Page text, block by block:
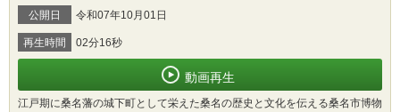
公開日 令和07年10月01日
再生時間 02分16秒
動画再生
江戸期に桑名藩の城下町として栄えた桑名の歴史と文化を伝える桑名市博物